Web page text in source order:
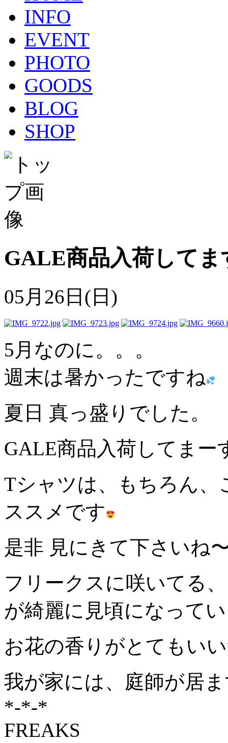
INFO
EVENT
PHOTO
GOODS
BLOG
SHOP
GALE商品入荷してま
05月26日(日)
5月なのに。。。
週末は暑かったですね
夏日 真っ盛りでした。
GALE商品入荷してまー
Tシャツは、もちろん、
ススメです
是非 見にきて下さいね
フリークスに咲いてる
が綺麗に見頃になって
お花の香りがとてもい
我が家には、庭師が居
*-*-*
FREAKS